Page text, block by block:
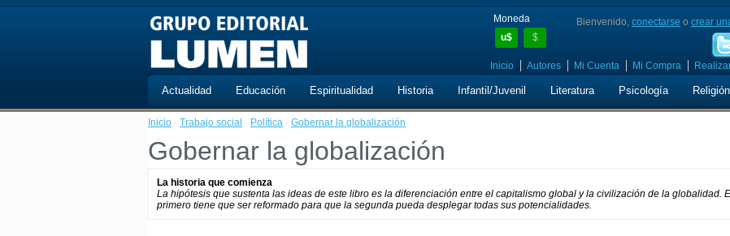
Moneda
u$
$
Bienvenido, conectarse o crear
Inicio Autores Mi Cuenta Mi Compra
Actualidad Educación Espiritualidad Historia Infantil/Juvenil Literatura Psicología Religión
Inicio · Trabajo social · Política · Gobernar la globalización
Gobernar la globalización
La historia que comienza
La hipótesis que sustenta las ideas de este libro es la diferenciación entre el capitalismo global y la civilización de la globalidad.
primero tiene que ser reformado para que la segunda pueda desplegar todas sus potencialidades.